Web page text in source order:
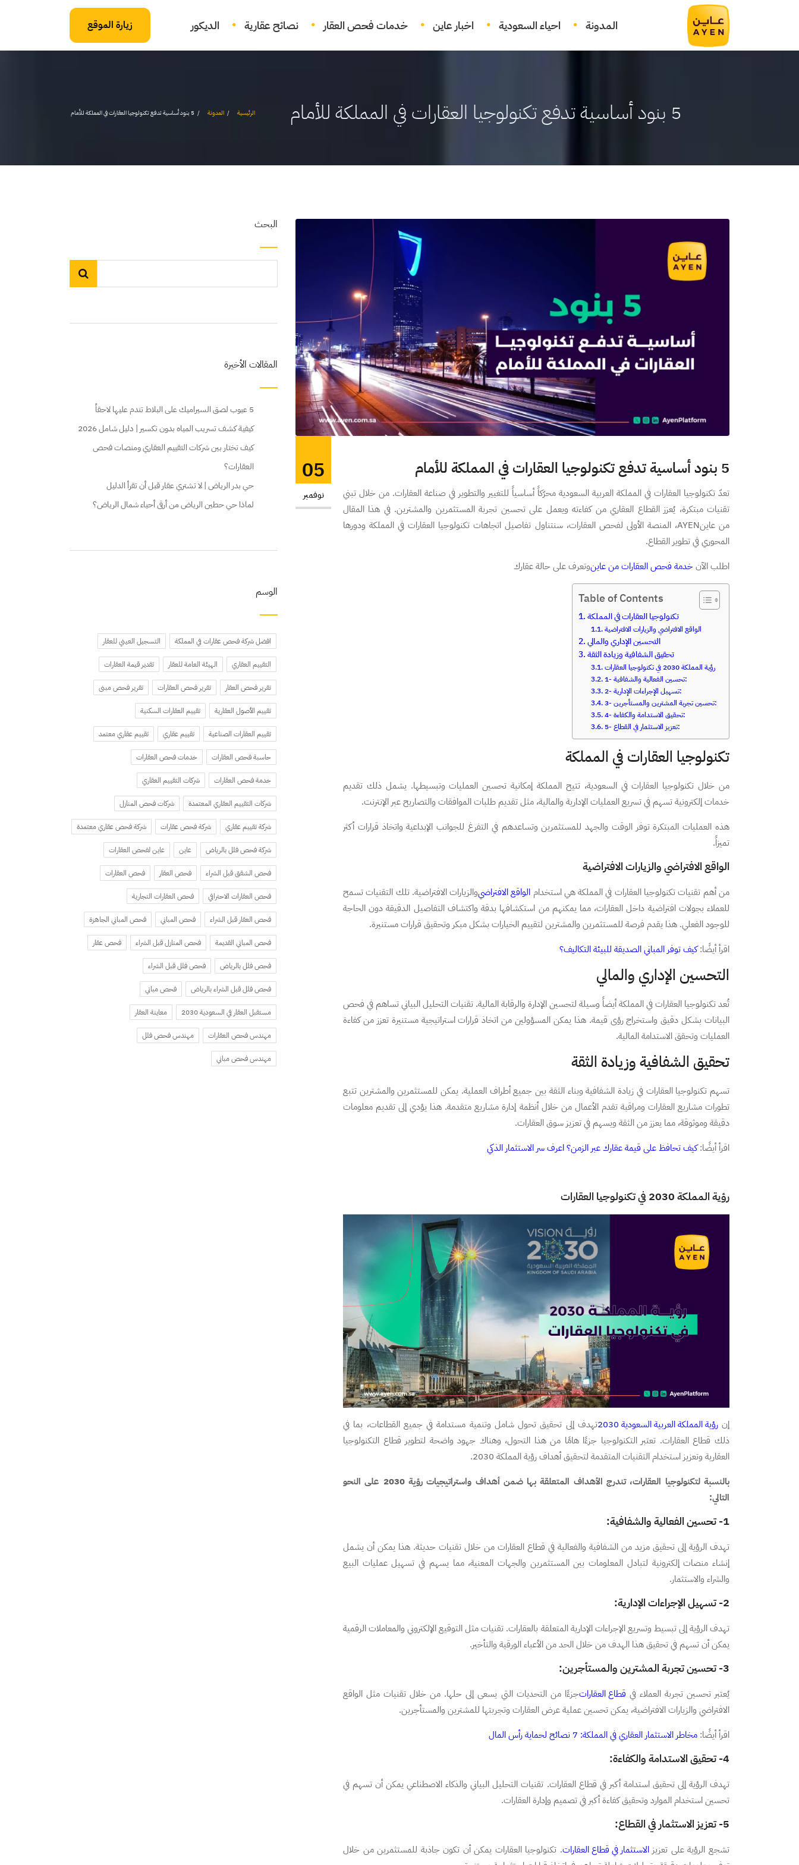
المدونة احياء السعودية اخبار عاين خدمات فحص العقار نصائح عقارية الديكور زيارة الموقع
5 بنود أساسية تدفع تكنولوجيا العقارات في المملكة للأمام الرئيسية المدونة 5 بنود أساسية تدفع تكنولوجيا العقارات في المملكة للأمام
5 بنود أساسية تدفع تكنولوجيا العقارات في المملكة للأمام
تعدّ تكنولوجيا العقارات في المملكة العربية السعودية محرّكاً أساسياً للتغيير والتطوير في صناعة العقارات. من خلال تبني
تقنيات مبتكرة، يُعزز القطاع العقاري من كفاءته ويعمل على تحسين تجربة المستثمرين والمشترين. في هذا المقال
من عاينAYEN، المنصة الأولى لفحص العقارات، سنتناول تفاصيل اتجاهات تكنولوجيا العقارات في المملكة ودورها
المحوري في تطوير القطاع.
اطلب الآنخدمة فحص العقارات من عاينوتعرف على حالة عقارك
Table of Contents
تكنولوجيا العقارات في المملكة
الواقع الافتراضي والزيارات الافتراضية
التحسين الإداري والمالي
تحقيق الشفافية وزيادة الثقة
رؤية المملكة 2030 في تكنولوجيا العقارات
1- تحسين الفعالية والشفافية:
2- تسهيل الإجراءات الإدارية:
3- تحسين تجربة المشترين والمستأجرين:
4- تحقيق الاستدامة والكفاءة:
5- تعزيز الاستثمار في القطاع:
تكنولوجيا العقارات في المملكة
من خلال تكنولوجيا العقارات في السعودية، تتيح المملكة إمكانية تحسين العمليات وتبسيطها. يشمل ذلك تقديم
خدمات إلكترونية تسهم في تسريع العمليات الإدارية والمالية، مثل تقديم طلبات الموافقات والتصاريح عبر الإنترنت.
هذه العمليات المبتكرة توفر الوقت والجهد للمستثمرين وتساعدهم في التفرغ للجوانب الإبداعية واتخاذ قرارات أكثر
تميزاً.
الواقع الافتراضي والزيارات الافتراضية
من أهم تقنيات تكنولوجيا العقارات في المملكة هي استخدام الواقع الافتراضيوالزيارات الافتراضية. تلك التقنيات تسمح
للعملاء بجولات افتراضية داخل العقارات، مما يمكنهم من استكشافها بدقة واكتشاف التفاصيل الدقيقة دون الحاجة
للوجود الفعلي. هذا يقدم فرصة للمستثمرين والمشترين لتقييم الخيارات بشكل مبكر وتحقيق قرارات مستنيرة.
اقرأ أيضًا:كيف توفر المباني الصديقة للبيئة التكاليف؟
التحسين الإداري والمالي
تُعد تكنولوجيا العقارات في المملكة أيضاً وسيلة لتحسين الإدارة والرقابة المالية. تقنيات التحليل البياني تساهم في فحص
البيانات بشكل دقيق واستخراج رؤى قيمة. هذا يمكن المسؤولين من اتخاذ قرارات استراتيجية مستنيرة تعزز من كفاءة
العمليات وتحقق الاستدامة المالية.
تحقيق الشفافية وزيادة الثقة
تسهم تكنولوجيا العقارات في زيادة الشفافية وبناء الثقة بين جميع أطراف العملية. يمكن للمستثمرين والمشترين تتبع
تطورات مشاريع العقارات ومراقبة تقدم الأعمال من خلال أنظمة إدارة مشاريع متقدمة. هذا يؤدي إلى تقديم معلومات
دقيقة وموثوقة، مما يعزز من الثقة ويسهم في تعزيز سوق العقارات.
اقرأ أيضًا:كيف تحافظ على قيمة عقارك عبر الزمن؟ اعرف سر الاستثمار الذكي
رؤية المملكة 2030 في تكنولوجيا العقارات
إنرؤية المملكة العربية السعودية 2030
تهدف إلى تحقيق تحول شامل وتنمية مستدامة في جميع القطاعات، بما في
ذلك قطاع العقارات. تعتبر التكنولوجيا جزءًا هامًا من هذا التحول، وهناك جهود واضحة لتطوير قطاع التكنولوجيا
العقارية وتعزيز استخدام التقنيات المتقدمة لتحقيق أهداف رؤية المملكة 2030.
بالنسبة لتكنولوجيا العقارات، تندرج الأهداف المتعلقة بها ضمن أهداف واستراتيجيات رؤية 2030 على النحو
التالي:
1- تحسين الفعالية والشفافية:
تهدف الرؤية إلى تحقيق مزيد من الشفافية والفعالية في قطاع العقارات من خلال تقنيات حديثة. هذا يمكن أن يشمل
إنشاء منصات إلكترونية لتبادل المعلومات بين المستثمرين والجهات المعنية، مما يسهم في تسهيل عمليات البيع
والشراء والاستثمار.
2- تسهيل الإجراءات الإدارية:
تهدف الرؤية إلى تبسيط وتسريع الإجراءات الإدارية المتعلقة بالعقارات. تقنيات مثل التوقيع الإلكتروني والمعاملات الرقمية
يمكن أن تسهم في تحقيق هذا الهدف من خلال الحد من الأعباء الورقية والتأخير.
3- تحسين تجربة المشترين والمستأجرين:
يُعتبر تحسين تجربة العملاء في قطاع العقاراتجزءًا من التحديات التي يسعى إلى حلها. من خلال تقنيات مثل الواقع
الافتراضي والزيارات الافتراضية، يمكن تحسين عملية عرض العقارات وتجربتها للمشترين والمستأجرين.
اقرأ أيضًا: مخاطر الاستثمار العقاري في المملكة: 7 نصائح لحماية رأس المال
4- تحقيق الاستدامة والكفاءة:
تهدف الرؤية إلى تحقيق استدامة أكبر في قطاع العقارات. تقنيات التحليل البياني والذكاء الاصطناعي يمكن أن تسهم في
تحسين استخدام الموارد وتحقيق كفاءة أكبر في تصميم وإدارة العقارات.
5- تعزيز الاستثمار في القطاع:
تشجع الرؤية على تعزيزالاستثمار في قطاع العقارات. تكنولوجيا العقارات يمكن أن تكون جاذبة للمستثمرين من خلال
05
نوفمبر
البحث
المقالات الأخيرة
5 عيوب لصق السيراميك على البلاط تندم عليها لاحقاً
كيفية كشف تسريب المياه بدون تكسير | دليل شامل 2026
كيف تختار بين شركات التقييم العقاري ومنصات فحص
العقارات؟
حي بدر الرياض | لا تشتري عقار قبل أن تقرأ الدليل
لماذا حي حطين الرياض من أرقى أحياء شمال الرياض؟
الوسم
افضل شركة فحص عقارات في المملكة التسجيل العيني للعقار
التقييم العقاري الهيئة العامة للعقار تقدير قيمة العقارات
تقرير فحص العقار تقرير فحص العقارات تقرير فحص مبنى
تقييم الأصول العقارية تقييم العقارات السكنية
تقييم العقارات الصناعية تقييم عقاري تقييم عقاري معتمد
حاسبة فحص العقارات خدمات فحص العقارات
خدمة فحص العقارات شركات التقييم العقاري
شركات التقييم العقاري المعتمدة شركات فحص المنازل
شركة تقييم عقاري شركة فحص عقارات شركة فحص عقاري معتمدة
شركة فحص فلل بالرياض عاين عاين لفحص العقارات
فحص الشقق قبل الشراء فحص العقار فحص العقارات
فحص العقارات الاحترافي فحص العقارات التجارية
فحص العقار قبل الشراء فحص المباني فحص المباني الجاهزة
فحص المباني القديمة فحص المنازل قبل الشراء فحص عقار
فحص فلل بالرياض فحص فلل قبل الشراء
فحص فلل قبل الشراء بالرياض فحص مباني
مستقبل العقار في السعودية 2030 معاينة العقار
مهندس فحص العقارات مهندس فحص فلل
مهندس فحص مباني